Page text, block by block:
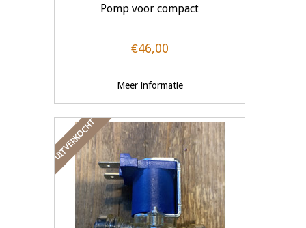
Pomp voor compact
€46,00
Meer informatie
UITVERKOCHT